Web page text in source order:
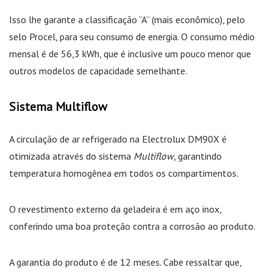
Isso lhe garante a classificação “A” (mais econômico), pelo
selo Procel, para seu consumo de energia. O consumo médio
mensal é de 56,3 kWh, que é inclusive um pouco menor que
outros modelos de capacidade semelhante.
Sistema Multiflow
A circulação de ar refrigerado na Electrolux DM90X é
otimizada através do sistema Multiflow, garantindo
temperatura homogênea em todos os compartimentos.
O revestimento externo da geladeira é em aço inox,
conferindo uma boa proteção contra a corrosão ao produto.
A garantia do produto é de 12 meses. Cabe ressaltar que,